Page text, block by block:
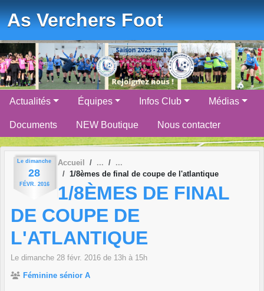
As Verchers Foot
Actualités Équipes Infos Club Médias
Documents NEW Boutique Nous contacter
Le dimanche
28
FÉVR. 2016
Accueil
1/8èmes de final de coupe de l'atlantique
1/8ÈMES DE FINAL
DE COUPE DE
L'ATLANTIQUE
Le dimanche 28 févr. 2016 de 13h à 15h
Féminine sénior A